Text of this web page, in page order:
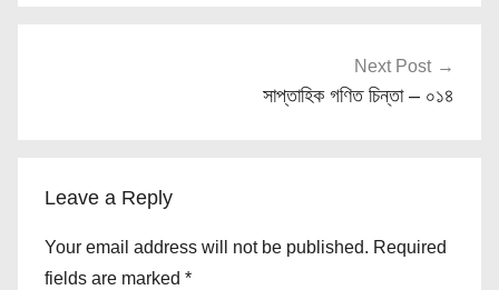
Next Post
সাপ্তাহিক গণিত চিন্তা – ০১৪
Leave a Reply
Your email address will not be published. Required
fields are marked *